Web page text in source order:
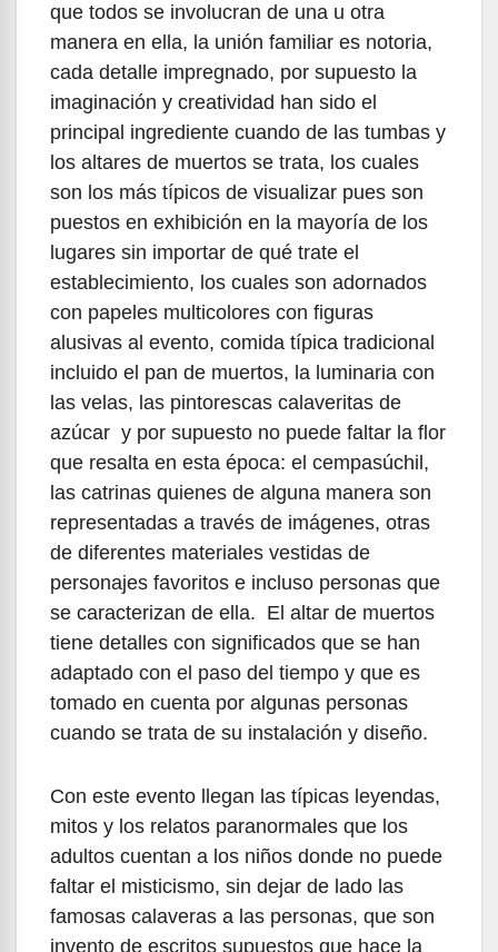
que todos se involucran de una u otra
manera en ella, la unión familiar es notoria,
cada detalle impregnado, por supuesto la
imaginación y creatividad han sido el
principal ingrediente cuando de las tumbas y
los altares de muertos se trata, los cuales
son los más típicos de visualizar pues son
puestos en exhibición en la mayoría de los
lugares sin importar de qué trate el
establecimiento, los cuales son adornados
con papeles multicolores con figuras
alusivas al evento, comida típica tradicional
incluido el pan de muertos, la luminaria con
las velas, las pintorescas calaveritas de
azúcar y por supuesto no puede faltar la flor
que resalta en esta época: el cempasúchil,
las catrinas quienes de alguna manera son
representadas a través de imágenes, otras
de diferentes materiales vestidas de
personajes favoritos e incluso personas que
se caracterizan de ella. El altar de muertos
tiene detalles con significados que se han
adaptado con el paso del tiempo y que es
tomado en cuenta por algunas personas
cuando se trata de su instalación y diseño.
Con este evento llegan las típicas leyendas,
mitos y los relatos paranormales que los
adultos cuentan a los niños donde no puede
faltar el misticismo, sin dejar de lado las
famosas calaveras a las personas, que son
invento de escritos supuestos que hace la